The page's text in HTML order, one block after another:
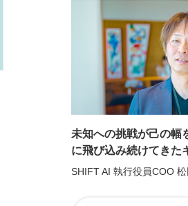
未知への挑戦が己の幅
に飛び込み続けてきた
SHIFT AI 執行役員COO